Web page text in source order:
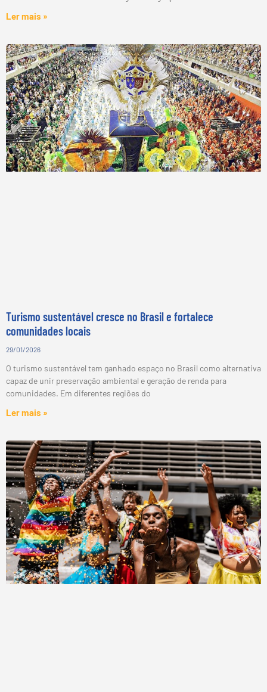
Ler mais »
Turismo sustentável cresce no Brasil e fortalece
comunidades locais
29/01/2026
O turismo sustentável tem ganhado espaço no Brasil como alternativa
capaz de unir preservação ambiental e geração de renda para
comunidades. Em diferentes regiões do
Ler mais »